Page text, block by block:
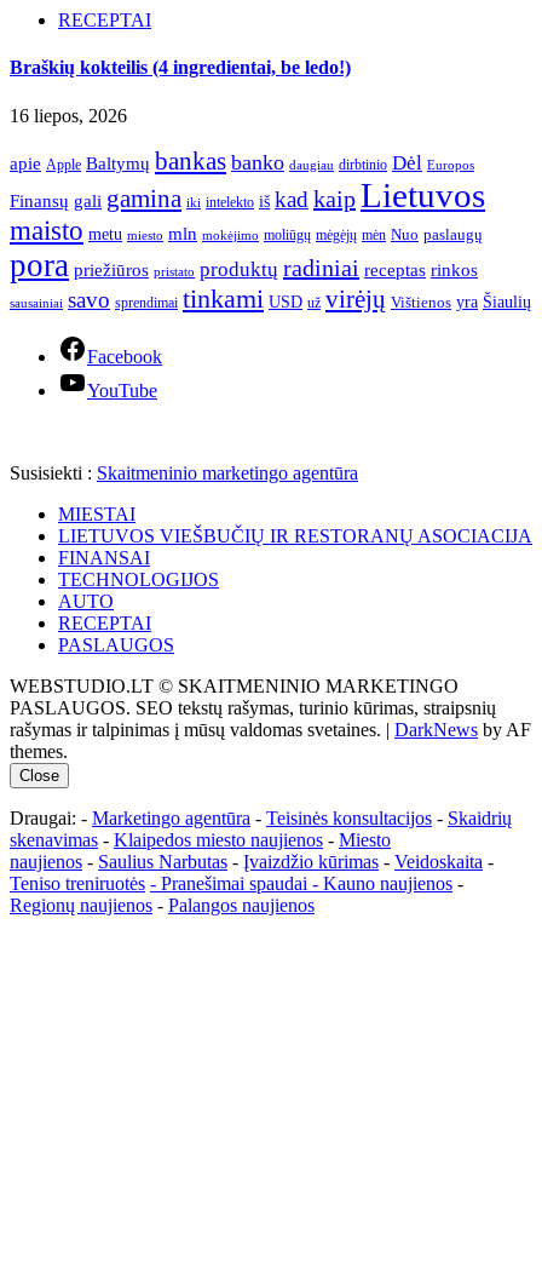
RECEPTAI
Braškių kokteilis (4 ingredientai, be ledo!)
16 liepos, 2026
apie Apple Baltymų bankas banko daugiau dirbtinio Dėl Europos
Finansų gali gamina iki intelekto iš kad kaipLietuvos
maisto metu miesto mln mokėjimo moliūgų mėgėjų mėn Nuo paslaugų
pora priežiūros pristato produktų radiniai receptas rinkos
sausainiai savo sprendimai tinkami USD už virėjų Vištienos yra Šiaulių
Facebook
YouTube
Susisiekti : Skaitmeninio marketingo agentūra
MIESTAI
LIETUVOS VIEŠBUČIŲ IR RESTORANŲ ASOCIACIJA
FINANSAI
TECHNOLOGIJOS
AUTO
RECEPTAI
PASLAUGOS
WEBSTUDIO.LT © SKAITMENINIO MARKETINGO
PASLAUGOS. SEO tekstų rašymas, turinio kūrimas, straipsnių
rašymas ir talpinimas į mūsų valdomas svetaines. | DarkNews by AF
themes.
Close
Draugai: - Marketingo agentūra - Teisinės konsultacijos - Skaidrių
skenavimas - Klaipedos miesto naujienos - Miesto
naujienos - Saulius Narbutas - Įvaizdžio kūrimas - Veidoskaita -
Teniso treniruotės - Pranešimai spaudai - Kauno naujienos -
Regionų naujienos - Palangos naujienos